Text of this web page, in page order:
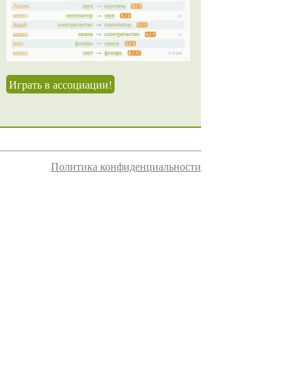
Играть в ассоциации!
Политика конфиденциальности